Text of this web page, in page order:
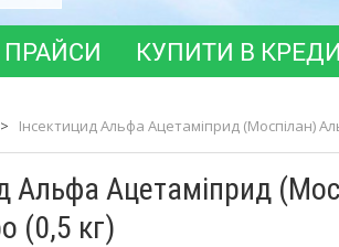
ПРАЙСИ КУПИТИ В
> Інсектицид Альфа Ацетаміприд (Моспілан)
Альфа Ацетаміприд
(0,5 кг)